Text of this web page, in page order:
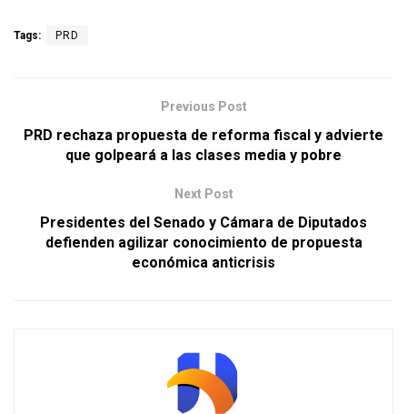
Tags: PRD
Previous Post
PRD rechaza propuesta de reforma fiscal y advierte
que golpeará a las clases media y pobre
Next Post
Presidentes del Senado y Cámara de Diputados
defienden agilizar conocimiento de propuesta
económica anticrisis